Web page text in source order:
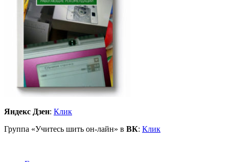
Яндекс Дзен: Клик
Группа «Учитесь шить он-лайн» в ВК: Клик